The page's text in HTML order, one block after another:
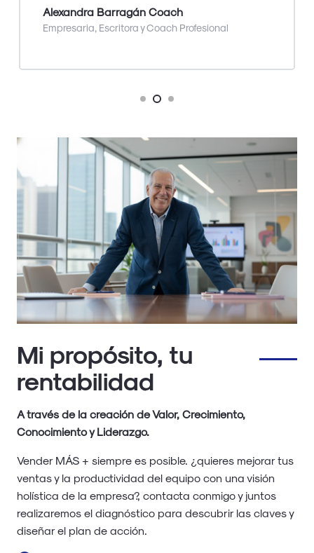
Mi propósito, tu
rentabilidad
A través de la creación de Valor, Crecimiento,
Conocimiento y Liderazgo.
Vender MÁS + siempre es posible. ¿quieres mejorar tus
ventas y la productividad del equipo con una visión
holística de la empresa?, contacta conmigo y juntos
realizaremos el diagnóstico para descubrir las claves y
diseñar el plan de acción.